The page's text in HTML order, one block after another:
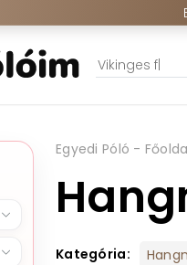
Egyedi Póló -
Kategória: